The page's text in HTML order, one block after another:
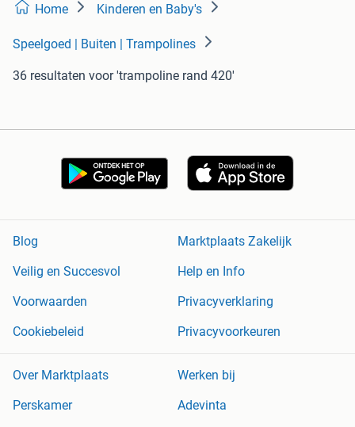
Home Kinderen en Baby's
Speelgoed | Buiten | Trampolines
36 resultaten voor 'trampoline rand 420'
Blog
Marktplaats Zakelijk
Veilig en Succesvol
Help en Info
Voorwaarden
Privacyverklaring
Cookiebeleid
Privacyvoorkeuren
Over Marktplaats
Werken bij
Perskamer
Adevinta